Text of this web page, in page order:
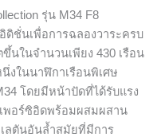
รุ่น M34 F8
ดิชั่นเพื่อการฉลองวาระครบ
นในจำนวนเพียง 430 เรือน
งในนาฬิกาเรือนพิเศษ
โดยมีหน้าปัดที่ได้รับแรง
พอร์ซิอิดพร้อมผสมผสาน
ลตันอันล้ำสมัยที่มีการ